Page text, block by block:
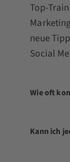
Top-
neue
Social
Wie oft
Kann ich